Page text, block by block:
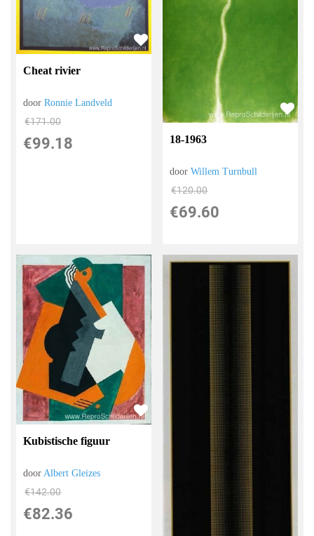
Cheat rivier
doorRonnie Landveld
€171.00
€99.18 18-1963
doorWillem Turnbull
€120.00
€69.60
Kubistische figuur
door Albert Gleizes
€142.00
€82.36